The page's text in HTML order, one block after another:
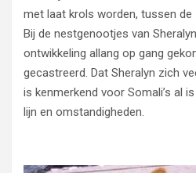
met laat krols worden, tussen de
Bij de nestgenootjes van
ontwikkeling allang op gang
gecastreerd. Dat Sheralyn zich
is kenmerkend voor Somali’s al
lijn en omstandigheden.